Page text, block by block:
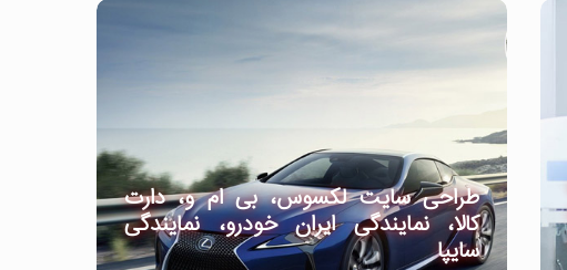
طراحی سایت لکسوس، بی ام و، دارت
کالا، نمایندگی ایران خودرو، نمایندگی
سایپا